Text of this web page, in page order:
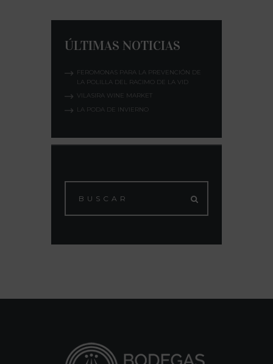
ÚLTIMAS NOTICIAS
FEROMONAS PARA LA PREVENCIÓN DE
LA POLILLA DEL RACIMO DE LA VID
VILASIRA WINE MARKET
LA PODA DE INVIERNO